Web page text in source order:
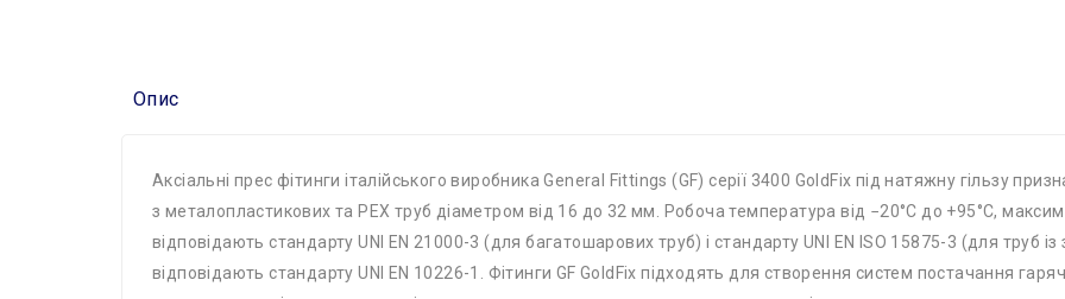
Опис
Аксіальні прес фітинги італійського виробника General Fittings (GF) серії 3400 GoldFix під натяжну гільзу
з металопластикових та PEX труб діаметром від 16 до 32 мм. Робоча температура від −20°С до +95°С,
відповідають стандарту UNI EN 21000-3 (для багатошарових труб) і стандарту UNI EN ISO 15875-3 (для труб
відповідають стандарту UNI EN 10226-1. Фітинги GF GoldFix підходять для створення систем постачання